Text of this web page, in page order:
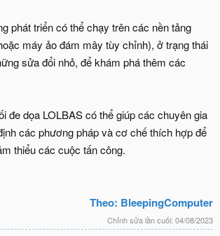
phát triển có thể chạy trên các nền tảng
máy ảo đám mây tùy chỉnh), ở trạng thái
sửa đổi nhỏ, để khám phá thêm các
đe dọa LOLBAS có thể giúp các chuyên gia
các phương pháp và cơ chế thích hợp để
thiểu các cuộc tấn công.
Theo: BleepingComputer
Chỉnh sửa lần cuối: 04/08/2023